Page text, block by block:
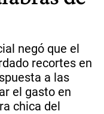
negó que el
recortes en
a las
el gasto en
chica del